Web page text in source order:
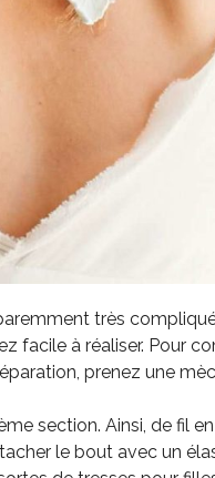
très
facile à réaliser. Pour
prenez une
section. Ainsi, de fil
le bout avec un